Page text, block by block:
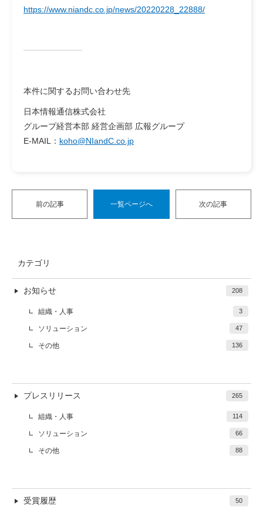
https://www.niandc.co.jp/news/20220228_22888/
本件に関するお問い合わせ先
日本情報通信株式会社
グループ経営本部 経営企画部 広報グループ
E-MAIL： koho@NIandC.co.jp
前の記事 一覧ページへ 次の記事
カテゴリ
お知らせ 208
組織・人事 3
ソリューション 47
その他 136
プレスリリース 265
組織・人事 114
ソリューション 66
その他 88
受賞履歴 50